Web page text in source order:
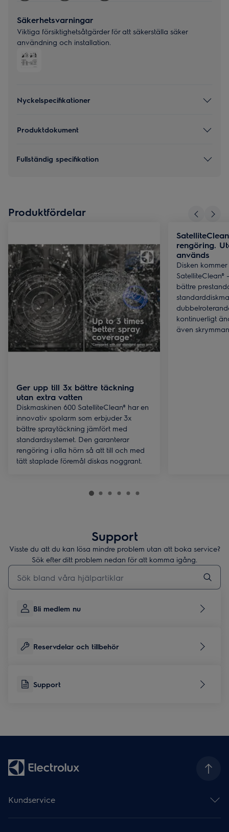
Säkerhetsvarningar
Viktiga försiktighetsåtgärder för att säkerställa säker
användning och installation.
Nyckelspecifikationer
Produktdokument
Fullständig specifikation
Produktfördelar
Ger upp till 3x bättre täckning
utan extra vatten
Diskmaskinen 600 SatelliteClean® har en
innovativ spolarm som erbjuder 3x
bättre spraytäckning jämfört med
standardsystemet. Den garanterar
rengöring i alla hörn så att till och med
tätt staplade föremål diskas noggrant.
rengöring.
används
Disken
bättre
kontinuerligt
även
Support
Visste du att du kan lösa mindre problem utan att boka service?
Sök efter ditt problem nedan för att komma igång.
Skriv här för att söka i supportartiklar
Bli medlem nu
Reservdelar och tillbehör
Support
Kundservice